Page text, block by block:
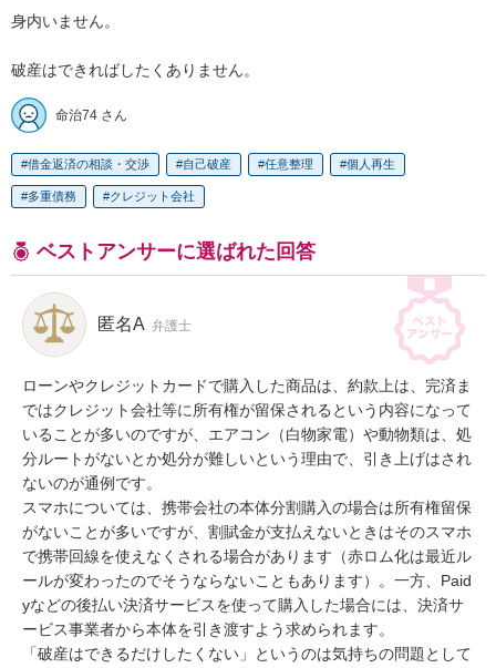
身内いません。
破産はできればしたくありません。
命治74 さん
借金返済の相談・交渉 自己破産 任意整理 個人再生
多重債務 クレジット会社
ベストアンサーに選ばれた回答
匿名A 弁護士
ローンやクレジットカードで購入した商品は、約款上は、完済ま
ではクレジット会社等に所有権が留保されるという内容になって
いることが多いのですが、エアコン（白物家電）や動物類は、処
分ルートがないとか処分が難しいという理由で、引き上げはされ
ないのが通例です。
スマホについては、携帯会社の本体分割購入の場合は所有権留保
がないことが多いですが、割賦金が支払えないときはそのスマホ
で携帯回線を使えなくされる場合があります（赤ロム化は最近ル
ールが変わったのでそうならないこともあります）。一方、Paid
yなどの後払い決済サービスを使って購入した場合には、決済サ
ービス事業者から本体を引き渡すよう求められます。
「破産はできるだけしたくない」というのは気持ちの問題として